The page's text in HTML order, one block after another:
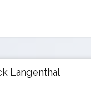
Langenthal